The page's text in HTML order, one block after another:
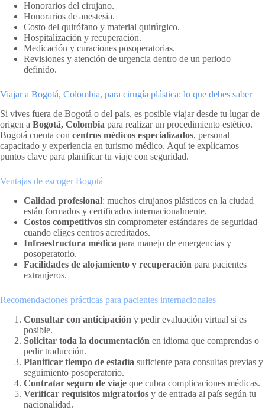
Honorarios del cirujano.
Honorarios de anestesia.
Costo del quirófano y material quirúrgico.
Hospitalización y recuperación.
Medicación y curaciones posoperatorias.
Revisiones y atención de urgencia dentro de un periodo
definido.
Viajar a Bogotá, Colombia, para cirugía plástica: lo que debes saber
Si vives fuera de Bogotá o del país, es posible viajar desde tu lugar de
origen a Bogotá, Colombia para realizar un procedimiento estético.
Bogotá cuenta con centros médicos especializados, personal
capacitado y experiencia en turismo médico. Aquí te explicamos
puntos clave para planificar tu viaje con seguridad.
Ventajas de escoger Bogotá
Calidad profesional: muchos cirujanos plásticos en la ciudad
están formados y certificados internacionalmente.
Costos competitivos sin comprometer estándares de seguridad
cuando eliges centros acreditados.
Infraestructura médica para manejo de emergencias y
posoperatorio.
Facilidades de alojamiento y recuperación para pacientes
extranjeros.
Recomendaciones prácticas para pacientes internacionales
Consultar con anticipación y pedir evaluación virtual si es
posible.
Solicitar toda la documentación en idioma que comprendas o
pedir traducción.
Planificar tiempo de estadía suficiente para consultas previas y
seguimiento posoperatorio.
Contratar seguro de viaje que cubra complicaciones médicas.
Verificar requisitos migratorios y de entrada al país según tu
nacionalidad.